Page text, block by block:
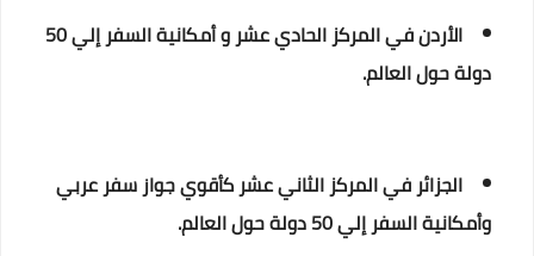
الأردن في المركز الحادي عشر و أمكانية السفر إلي 50
دولة حول العالم.
الجزائر في المركز الثاني عشر كأقوي جواز سفر عربي
وأمكانية السفر إلي 50 دولة حول العالم.